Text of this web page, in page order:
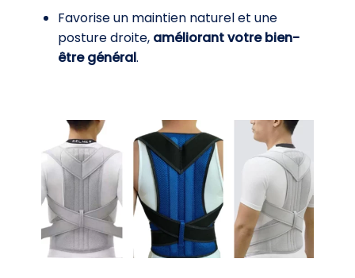
Favorise un maintien naturel et une
posture droite, améliorant votre bien-
être général.